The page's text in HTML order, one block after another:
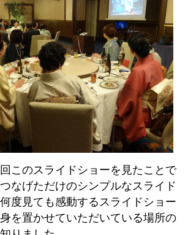
このスライドショーを見たことで
なげただけのシンプルなスライド
度見ても感動するスライドショー
を置かせていただいている場所の